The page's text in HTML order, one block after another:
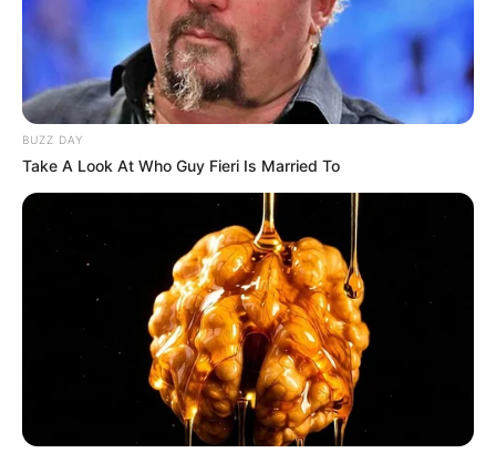
BUZZ DAY
Take A Look At Who Guy Fieri Is Married To